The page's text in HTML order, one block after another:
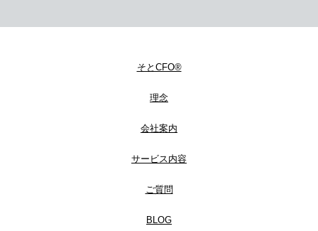
そとCFO®
理念
会社案内
サービス内容
ご質問
BLOG